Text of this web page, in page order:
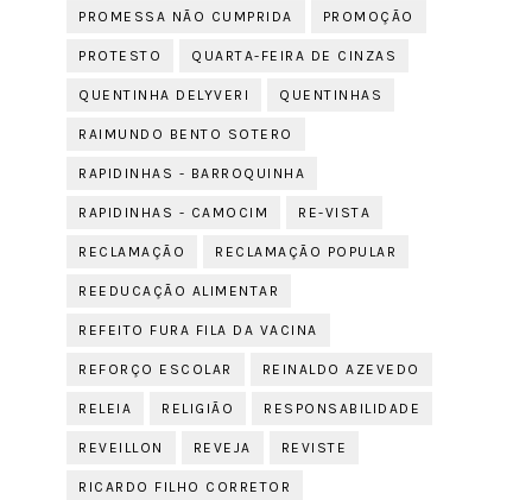
PROMESSA NÃO CUMPRIDA PROMOÇÃO
PROTESTO QUARTA-FEIRA DE CINZAS
QUENTINHA DELYVERI QUENTINHAS
RAIMUNDO BENTO SOTERO
RAPIDINHAS - BARROQUINHA
RAPIDINHAS - CAMOCIM RE-VISTA
RECLAMAÇÃO RECLAMAÇÃO POPULAR
REEDUCAÇÃO ALIMENTAR
REFEITO FURA FILA DA VACINA
REFORÇO ESCOLAR REINALDO AZEVEDO
RELEIA RELIGIÃO RESPONSABILIDADE
REVEILLON REVEJA REVISTE
RICARDO FILHO CORRETOR